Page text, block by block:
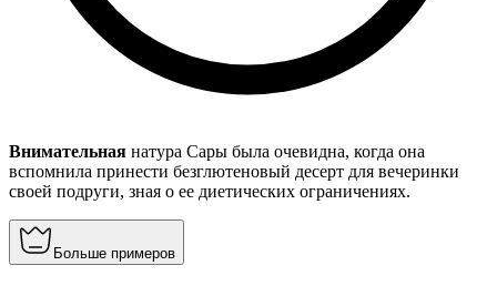
Внимательная натура Сары была очевидна, когда она
вспомнила принести безглютеновый десерт для вечеринки
своей подруги, зная о ее диетических ограничениях.
Больше примеров